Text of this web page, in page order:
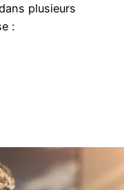
plusieurs
: